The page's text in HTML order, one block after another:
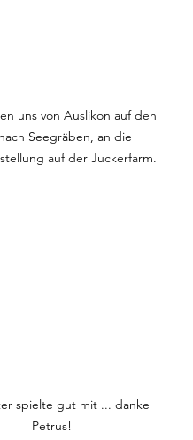
uns von Auslikon auf den
Seegräben, an die
auf der Juckerfarm.
spielte gut mit ... danke
Petrus!